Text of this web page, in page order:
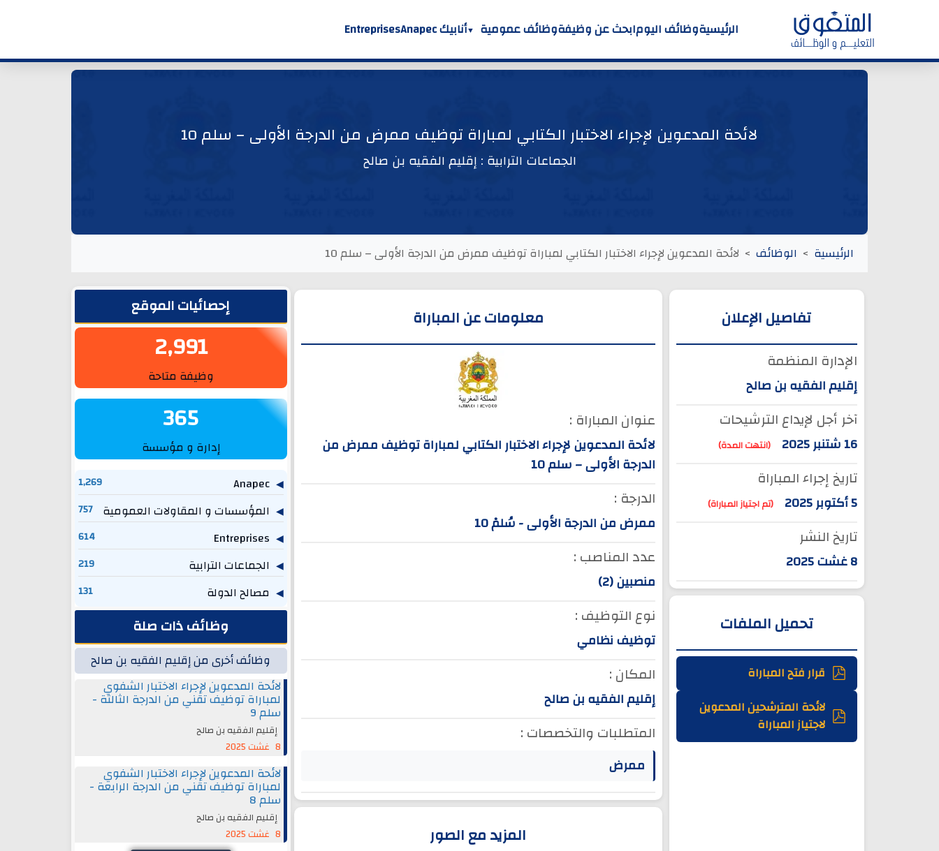
الرئيسيةوظائف اليومابحث عن وظيفةوظائف عمومية أنابيك Anapec Entreprises
لائحة المدعوين لإجراء الاختبار الكتابي لمباراة توظيف ممرض من الدرجة الأولى – سلم 10
الجماعات الترابية : إقليم الفقيه بن صالح
الرئيسية الوظائف لائحة المدعوين لإجراء الاختبار الكتابي لمباراة توظيف ممرض من الدرجة الأولى – سلم 10
تفاصيل الإعلان
الإدارة المنظمة
إقليم الفقيه بن صالح
آخر أجل لإيداع الترشيحات
16 شتنبر 2025 (انتهت المدة)
تاريخ إجراء المباراة
5 أكتوبر 2025 (تم اجتياز المباراة)
تاريخ النشر
8 غشت 2025
تحميل الملفات
قرار فتح المباراة
لائحة المترشحين المدعوين
لاجتياز المباراة
معلومات عن المباراة
عنوان المباراة :
لائحة المدعوين لإجراء الاختبار الكتابي لمباراة توظيف ممرض من
الدرجة الأولى – سلم 10
الدرجة :
ممرض من الدرجة الأولى - سُلمْ 10
عدد المناصب :
منصبين (2)
نوع التوظيف :
توظيف نظامي
المكان :
إقليم الفقيه بن صالح
المتطلبات والتخصصات :
ممرض
المزيد مع الصور
الشريط الجانبيإحصائيات الموقع
2,991
وظيفة متاحة
365
إدارة و مؤسسة
Anapec
1,269
المؤسسات و المقاولات العمومية 757
614
الجماعات الترابية 219
مصالح الدولة 131
وظائف ذات صلة
وظائف أخرى من إقليم الفقيه بن صالح
لائحة المدعوين لإجراء الاختبار الشفوي
لمباراة توظيف تقني من الدرجة الثالثة -
سلم 9
إقليم الفقيه بن صالح
8 غشت 2025
لائحة المدعوين لإجراء الاختبار الشفوي
لمباراة توظيف تقني من الدرجة الرابعة -
سلم 8
إقليم الفقيه بن صالح
8 غشت 2025